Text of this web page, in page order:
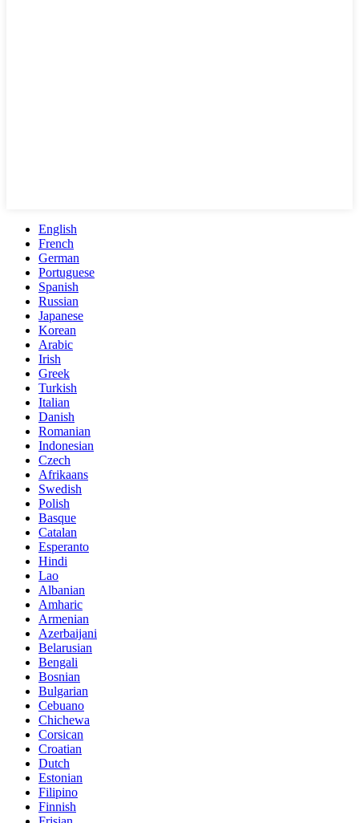
English
French
German
Portuguese
Spanish
Russian
Japanese
Korean
Arabic
Irish
Greek
Turkish
Italian
Danish
Romanian
Indonesian
Czech
Afrikaans
Swedish
Polish
Basque
Catalan
Esperanto
Hindi
Lao
Albanian
Amharic
Armenian
Azerbaijani
Belarusian
Bengali
Bosnian
Bulgarian
Cebuano
Chichewa
Corsican
Croatian
Dutch
Estonian
Filipino
Finnish